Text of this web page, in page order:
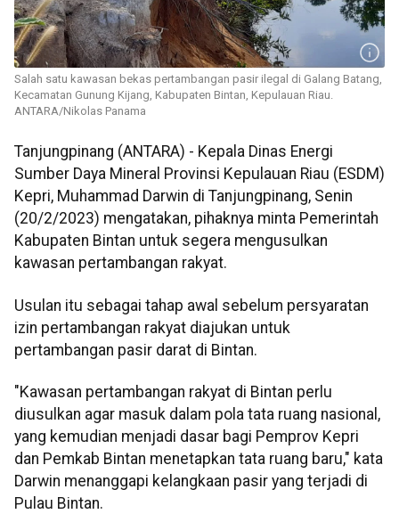
Salah satu kawasan bekas pertambangan pasir ilegal di Galang Batang,
Kecamatan Gunung Kijang, Kabupaten Bintan, Kepulauan Riau.
ANTARA/Nikolas Panama
Tanjungpinang (ANTARA) - Kepala Dinas Energi
Sumber Daya Mineral Provinsi Kepulauan Riau (ESDM)
Kepri, Muhammad Darwin di Tanjungpinang, Senin
(20/2/2023) mengatakan, pihaknya minta Pemerintah
Kabupaten Bintan untuk segera mengusulkan
kawasan pertambangan rakyat.
Usulan itu sebagai tahap awal sebelum persyaratan
izin pertambangan rakyat diajukan untuk
pertambangan pasir darat di Bintan.
"Kawasan pertambangan rakyat di Bintan perlu
diusulkan agar masuk dalam pola tata ruang nasional,
yang kemudian menjadi dasar bagi Pemprov Kepri
dan Pemkab Bintan menetapkan tata ruang baru," kata
Darwin menanggapi kelangkaan pasir yang terjadi di
Pulau Bintan.